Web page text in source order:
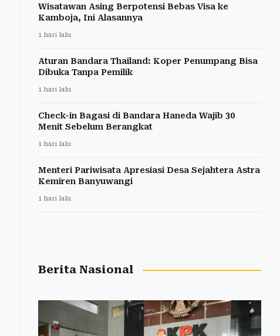
Wisatawan Asing Berpotensi Bebas Visa ke
Kamboja, Ini Alasannya
1 hari lalu
Aturan Bandara Thailand: Koper Penumpang Bisa
Dibuka Tanpa Pemilik
1 hari lalu
Check-in Bagasi di Bandara Haneda Wajib 30
Menit Sebelum Berangkat
1 hari lalu
Menteri Pariwisata Apresiasi Desa Sejahtera Astra
Kemiren Banyuwangi
1 hari lalu
Berita Nasional